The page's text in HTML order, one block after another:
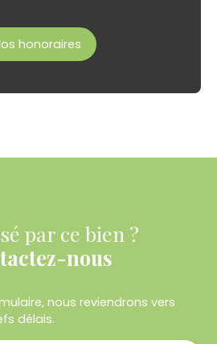
honoraires
par ce bien ?
nous
nous reviendrons vers
délais.